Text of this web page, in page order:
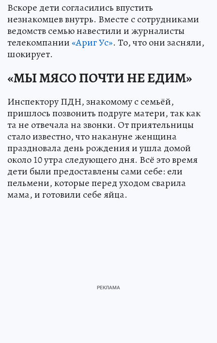
Вскоре дети согласились впустить
незнакомцев внутрь. Вместе с сотрудниками
ведомств семью навестили и журналисты
телекомпании«Ариг Ус». То, что они засняли,
шокирует.
«МЫ МЯСО ПОЧТИ НЕ ЕДИМ»
Инспектору ПДН, знакомому с семьёй,
пришлось позвонить подруге матери, так как
та не отвечала на звонки. От приятельницы
стало известно, что накануне женщина
праздновала день рождения и ушла домой
около 10 утра следующего дня. Всё это время
дети были предоставлены сами себе: ели
пельмени, которые перед уходом сварила
мама, и готовили себе яйца.